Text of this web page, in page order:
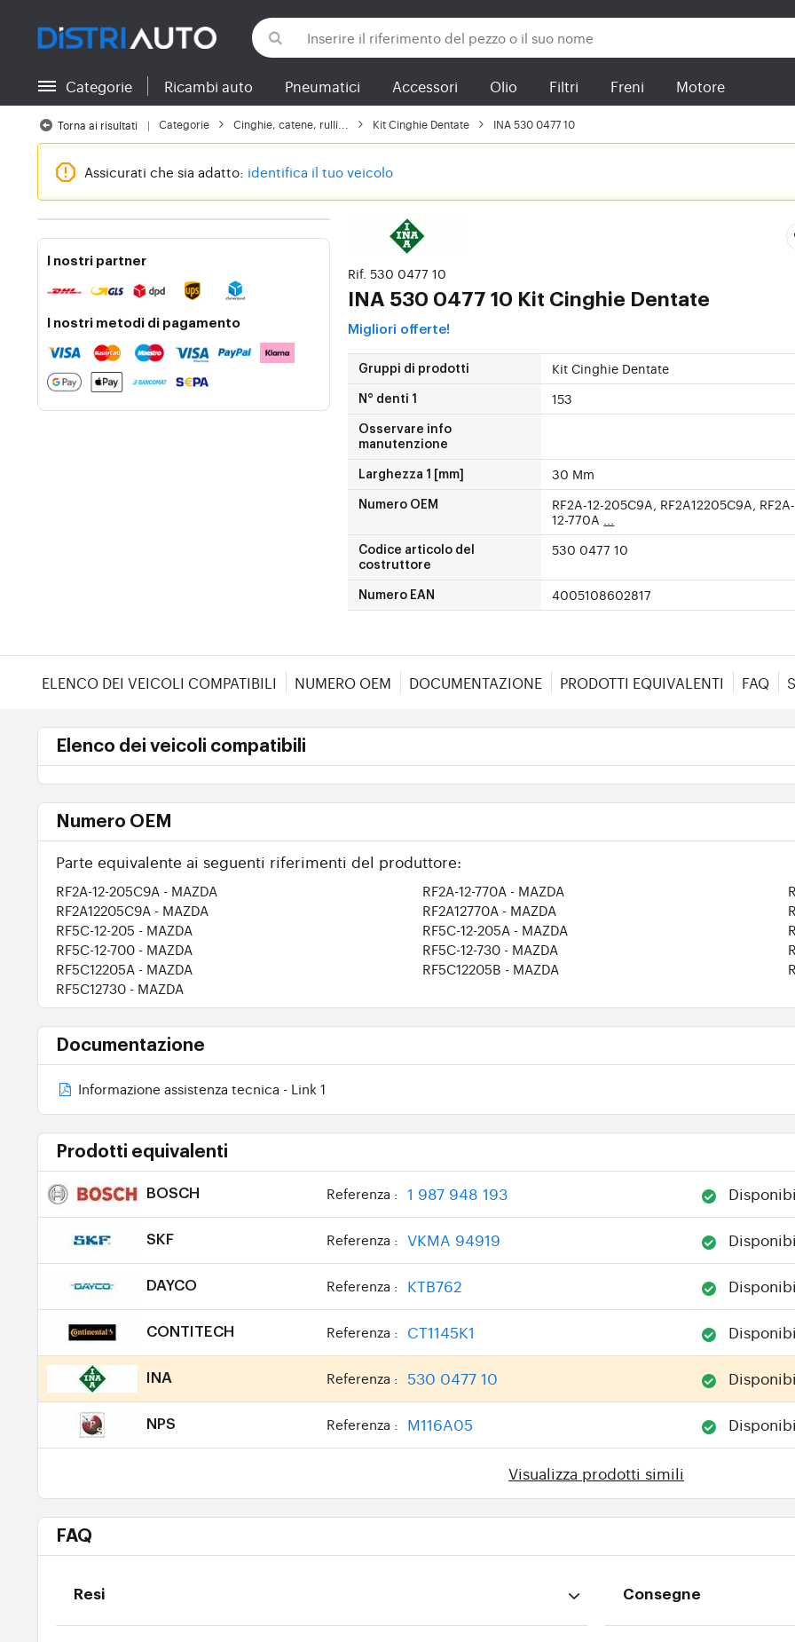
Torna alle categorie
Categorie Ricambi auto Pneumatici Accessori Olio Filtri Freni Motore
Torna ai risultati Categorie Cinghie, catene, rulli... Kit Cinghie Dentate INA 530 0477 10
Assicurati che sia adatto: identifica il tuo veicolo
I nostri partner
I nostri metodi di pagamento
Rif. 530 0477 10
INA 530 0477 10 Kit Cinghie Dentate
Migliori offerte!
Gruppi di prodotti Kit Cinghie Dentate
N° denti 1 153
Osservare info
manutenzione
Larghezza 1 [mm] 30 Mm
Numero OEM
RF2A-12-205C9A, RF2A12205C9A, RF2A-
12-770A
Codice articolo del
costruttore
530 0477 10
Numero EAN 4005108602817
ELENCO DEI VEICOLI COMPATIBILI NUMERO OEM DOCUMENTAZIONE PRODOTTI EQUIVALENTI FAQ
Elenco dei veicoli compatibili
Numero OEM
Parte equivalente ai seguenti riferimenti del produttore:
RF2A-12-205C9A - MAZDA RF2A-12-770A - MAZDA
RF2A12205C9A - MAZDA RF2A12770A - MAZDA
RF5C-12-205 - MAZDA RF5C-12-205A - MAZDA
RF5C-12-700 - MAZDA RF5C-12-730 - MAZDA
RF5C12205A - MAZDA RF5C12205B - MAZDA
RF5C12730 - MAZDA
Documentazione
Informazione assistenza tecnica - Link 1
Prodotti equivalenti
BOSCH Referenza : 1 987 948 193
SKF Referenza : VKMA 94919
DAYCO Referenza : KTB762
CONTITECH Referenza : CT1145K1
INA Referenza : 530 0477 10
NPS Referenza : M116A05
Visualizza prodotti simili
FAQ
Resi Consegne